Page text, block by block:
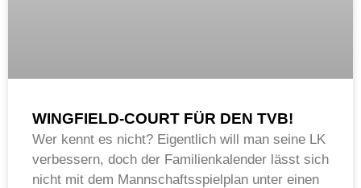
WINGFIELD-COURT FÜR DEN TVB!
Wer kennt es nicht? Eigentlich will man seine LK
verbessern, doch der Familienkalender lässt sich
nicht mit dem Mannschaftsspielplan unter einen